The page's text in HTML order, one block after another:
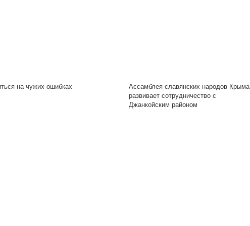
на чужих ошибках
Ассамблея славянских народов Крыма
развивает сотрудничество с
Джанкойским районом